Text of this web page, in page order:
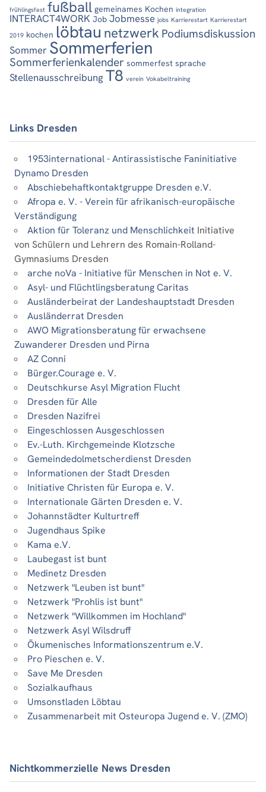
frühlingsfest fußball gemeinames Kochen integration
INTERACT4WORK Job Jobmesse jobs Karrierestart Karrierestart
2019 kochen löbtau netzwerk Podiumsdiskussion
Sommer Sommerferien
Sommerferienkalender sommerfest sprache
Stellenausschreibung T8 verein Vokabeltraining
Links Dresden
1953international - Antirassistische Faninitiative
Dynamo Dresden
Abschiebehaftkontaktgruppe Dresden e.V.
Afropa e. V. - Verein für afrikanisch-europäische
Verständigung
Aktion für Toleranz und Menschlichkeit Initiative
von Schülern und Lehrern des Romain-Rolland-
Gymnasiums Dresden
arche noVa - Initiative für Menschen in Not e. V.
Asyl- und Flüchtlingsberatung Caritas
Ausländerbeirat der Landeshauptstadt Dresden
Ausländerrat Dresden
AWO Migrationsberatung für erwachsene
Zuwanderer Dresden und Pirna
AZ Conni
Bürger.Courage e. V.
Deutschkurse Asyl Migration Flucht
Dresden für Alle
Dresden Nazifrei
Eingeschlossen Ausgeschlossen
Ev.-Luth. Kirchgemeinde Klotzsche
Gemeindedolmetscherdienst Dresden
Informationen der Stadt Dresden
Initiative Christen für Europa e. V.
Internationale Gärten Dresden e. V.
Johannstädter Kulturtreff
Jugendhaus Spike
Kama e.V.
Laubegast ist bunt
Medinetz Dresden
Netzwerk "Leuben ist bunt"
Netzwerk "Prohlis ist bunt"
Netzwerk "Willkommen im Hochland"
Netzwerk Asyl Wilsdruff
Ökumenisches Informationszentrum e.V.
Pro Pieschen e. V.
Save Me Dresden
Sozialkaufhaus
Umsonstladen Löbtau
Zusammenarbeit mit Osteuropa Jugend e. V. (ZMO)
Nichtkommerzielle News Dresden